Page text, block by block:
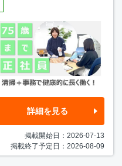
詳細を見る
掲載開始日：2026-07-13
掲載終了予定日：2026-08-09